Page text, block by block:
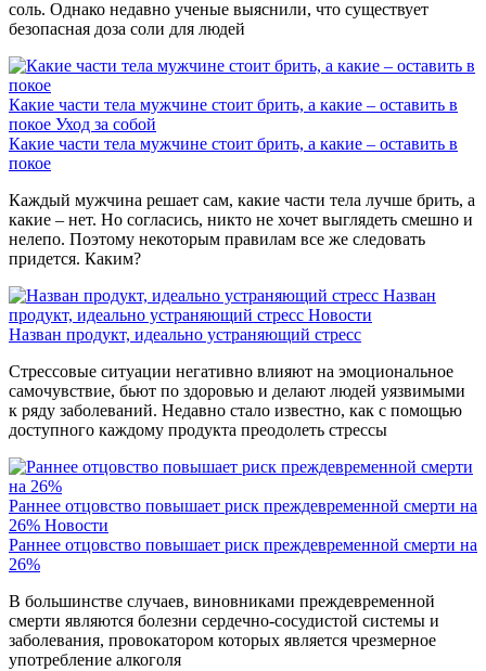
соль. Однако недавно ученые выяснили, что существует
безопасная доза соли для людей
Какие части тела мужчине стоит брить, а какие – оставить в
покое Уход за собой
Какие части тела мужчине стоит брить, а какие – оставить в
покое
Каждый мужчина решает сам, какие части тела лучше брить, а
какие – нет. Но согласись, никто не хочет выглядеть смешно и
нелепо. Поэтому некоторым правилам все же следовать
придется. Каким?
Назван
продукт, идеально устраняющий стресс Новости
Назван продукт, идеально устраняющий стресс
Стрессовые ситуации негативно влияют на эмоциональное
самочувствие, бьют по здоровью и делают людей уязвимыми
к ряду заболеваний. Недавно стало известно, как с помощью
доступного каждому продукта преодолеть стрессы
Раннее отцовство повышает риск преждевременной смерти на
26% Новости
Раннее отцовство повышает риск преждевременной смерти на
26%
В большинстве случаев, виновниками преждевременной
смерти являются болезни сердечно-сосудистой системы и
заболевания, провокатором которых является чрезмерное
употребление алкоголя